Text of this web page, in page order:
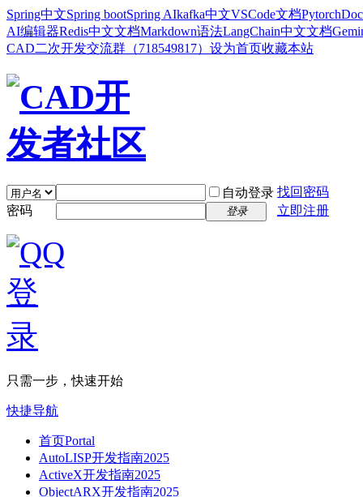
Spring中文Spring bootSpring AIkafka中文VSCode文档Pytorch
AI编辑器Redis中文文档Markdown语法LangChain中文文档
CAD二次开发交流群（718549817） 设为首页收藏本站
自动登录 找回密码
密码
登录 立即注册
只需一步，快速开始
快捷导航
首页Portal
AutoLISP开发指南2025
ActiveX开发指南2025
ObjectARX开发指南2025